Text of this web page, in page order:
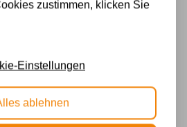
in unserem Sortiment
Alabama: Ein eleganter Schirm
Floreale: Ein lebendiges
zustimmen, klicken Sie
Einstellungen
ablehnen